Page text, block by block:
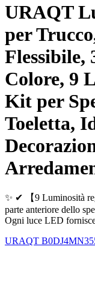
URAQT
per
Flessibile,
Colore, 9
Kit per
Toeletta,
✨ ✔ 【9 Luminosità
parte anteriore dello
Ogni luce LED
URAQT